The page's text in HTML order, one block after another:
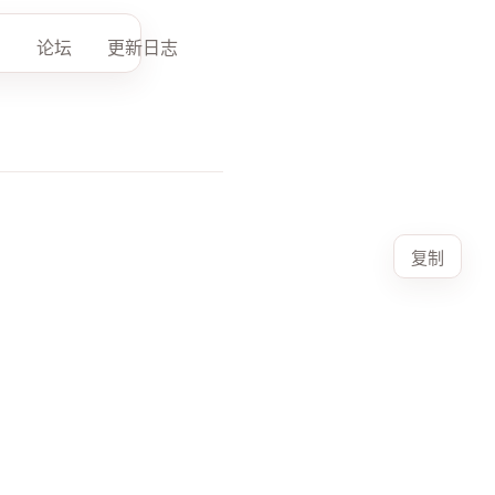
论坛 更新日志
复制